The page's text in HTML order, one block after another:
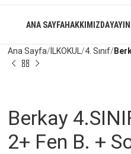
ANA SAYFAHAKKIMIZDA
Ana Sayfa İLKOKUL 4. Sınıf
Berkay
2+ Fen B. +